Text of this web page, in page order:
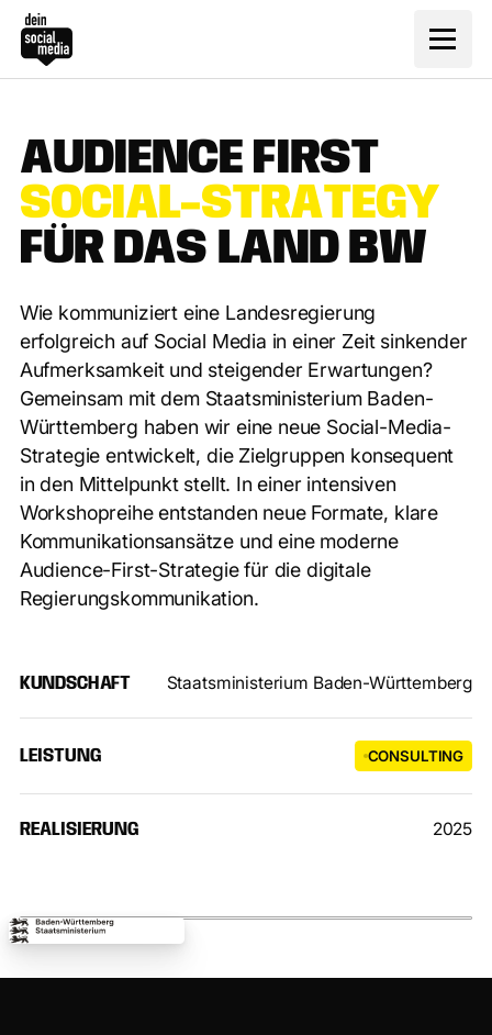
AUDIENCE FIRST
SOCIAL-STRATEGY
FÜR DAS LAND BW
Wie kommuniziert eine Landesregierung
erfolgreich auf Social Media in einer Zeit sinkender
Aufmerksamkeit und steigender Erwartungen?
Gemeinsam mit dem Staatsministerium Baden-
Württemberg haben wir eine neue Social-Media-
Strategie entwickelt, die Zielgruppen konsequent
in den Mittelpunkt stellt. In einer intensiven
Workshopreihe entstanden neue Formate, klare
Kommunikationsansätze und eine moderne
Audience-First-Strategie für die digitale
Regierungskommunikation.
KUNDSCHAFT Staatsministerium Baden-Württemberg
LEISTUNG CONSULTING
REALISIERUNG 2025